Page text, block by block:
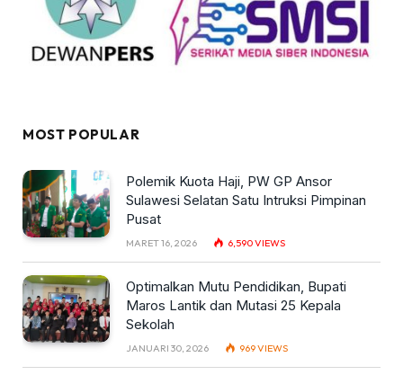
MOST POPULAR
Polemik Kuota Haji, PW GP Ansor
Sulawesi Selatan Satu Intruksi Pimpinan
Pusat
MARET 16, 2026 6,590VIEWS
Optimalkan Mutu Pendidikan, Bupati
Maros Lantik dan Mutasi 25 Kepala
Sekolah
JANUARI 30, 2026 969VIEWS